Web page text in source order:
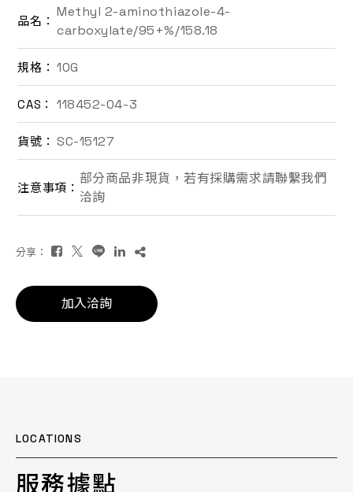
品名：
Methyl 2-aminothiazole-4-
carboxylate/95+%/158.18
規格： 10G
CAS： 118452-04-3
貨號： SC-15127
注意事項：
部分商品非現貨，若有採購需求請聯繫我們
洽詢
分享：
加入洽詢
LOCATIONS
服務據點